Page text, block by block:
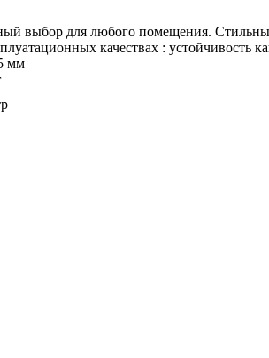
выбор для любого помещения.
качествах : устойчивость
мм